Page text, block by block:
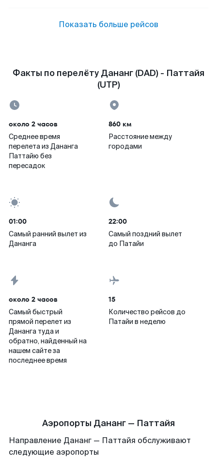
Показать больше рейсов
Факты по перелёту Дананг (DAD) - Паттайя
(UTP)
около 2 часов
Среднее время
перелета из Дананга
Паттайю без
пересадок
860 км
Расстояние между
городами
01:00
Самый ранний вылет из
Дананга
22:00
Самый поздний вылет
до Патайи
около 2 часов
Самый быстрый
прямой перелет из
Дананга туда и
обратно, найденный на
нашем сайте за
последнее время
15
Количество рейсов до
Патайи в неделю
Аэропорты Дананг — Паттайя
Направление Дананг — Паттайя обслуживают
следующие аэропорты